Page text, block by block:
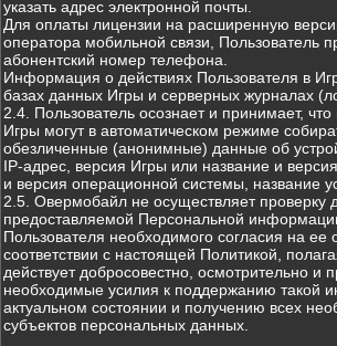
указать адрес электронной почты.
Для оплаты лицензии на расширенную
оператора мобильной связи, Пользователь
абонентский номер телефона.
Информация о действиях Пользователя в
базах данных Игры и серверных журналах
2.4. Пользователь осознает и принимает,
Игры могут в автоматическом режиме
обезличенные (анонимные) данные об
IP-адрес, версия Игры или название и
и версия операционной системы, название
2.5. Овермобайл не осуществляет проверку
предоставляемой Персональной
Пользователя необходимого согласия на ее
соответствии с настоящей Политикой,
действует добросовестно, осмотрительно и
необходимые усилия к поддержанию такой
актуальном состоянии и получению всех
субъектов персональных данных.